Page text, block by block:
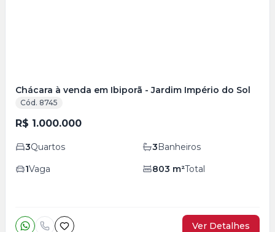
Chácara à venda em Ibiporã - Jardim Império do Sol
Cód. 8745
R$ 1.000.000
3Quartos 3Banheiros
1Vaga 803 m²Total
Ver Detalhes